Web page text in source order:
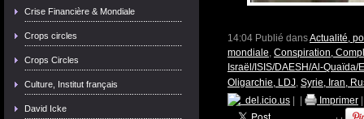
Crise Financière & Mondiale
Crops circles
Crops Circles
Culture, Institut français
David Icke
14:04 Publié dansActualité,
mondiale, Conspiration,
Israël/ISIS/DAESH/Al-Quaïda/
Oligarchie, LDJ, Syrie, Iran,
del.icio.us
Imprimer